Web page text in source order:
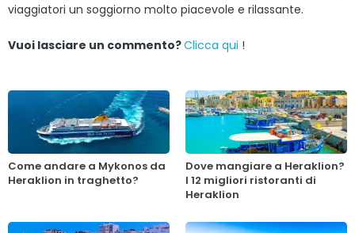
viaggiatori un soggiorno molto piacevole e rilassante.
Vuoi lasciare un commento?Clicca qui !
Come andare a Mykonos da
Heraklion in traghetto?
Dove mangiare a Heraklion?
I 12 migliori ristoranti di
Heraklion